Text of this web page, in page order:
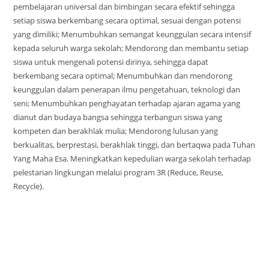
pembelajaran universal dan bimbingan secara efektif sehingga
setiap siswa berkembang secara optimal, sesuai dengan potensi
yang dimiliki; Menumbuhkan semangat keunggulan secara intensif
kepada seluruh warga sekolah; Mendorong dan membantu setiap
siswa untuk mengenali potensi dirinya, sehingga dapat
berkembang secara optimal; Menumbuhkan dan mendorong
keunggulan dalam penerapan ilmu pengetahuan, teknologi dan
seni; Menumbuhkan penghayatan terhadap ajaran agama yang
dianut dan budaya bangsa sehingga terbangun siswa yang
kompeten dan berakhlak mulia; Mendorong lulusan yang
berkualitas, berprestasi, berakhlak tinggi, dan bertaqwa pada Tuhan
Yang Maha Esa. Meningkatkan kepedulian warga sekolah terhadap
pelestarian lingkungan melalui program 3R (Reduce, Reuse,
Recycle).